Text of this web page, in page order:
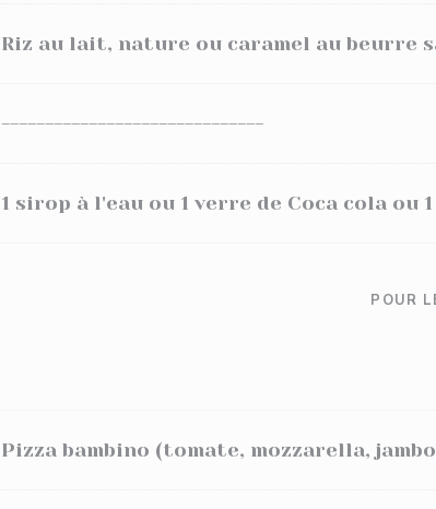
Riz au lait, nature ou caramel au beurre
------------------------------
1 sirop à l'eau ou 1 verre de Coca cola ou
POUR
Pizza bambino (tomate, mozzarella,